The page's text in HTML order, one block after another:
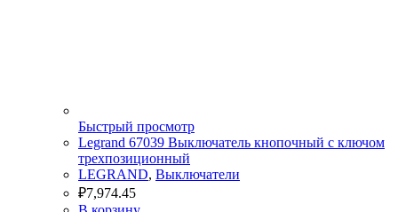
Быстрый просмотр
Legrand 67039 Выключатель кнопочный с ключом
трехпозиционный
LEGRAND, Выключатели
₽7,974.45